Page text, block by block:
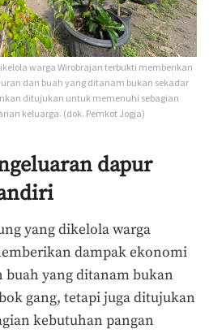
warga Wirobrajan terbukti memberikan
dan buah yang ditanam bukan sekadar
ditujukan untuk memenuhi sebagian
keluarga. (dok. Pemkot Jogja)
dapur
yang dikelola warga
dampak ekonomi
buah yang ditanam bukan
gang, tetapi juga ditujukan
kebutuhan pangan